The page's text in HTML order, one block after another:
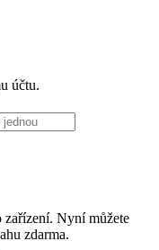
účtu.
zařízení. Nyní můžete
zdarma.